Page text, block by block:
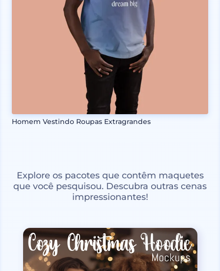
Homem Vestindo Roupas Extragrandes
Explore os pacotes que contêm maquetes
que você pesquisou. Descubra outras cenas
impressionantes!